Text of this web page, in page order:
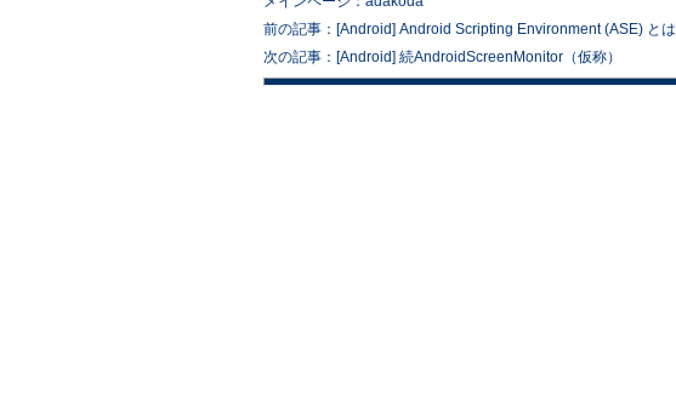
前の記事：[Android] Android Scripting Environment (ASE) とは
次の記事：[Android] 続AndroidScreenMonitor（仮称）